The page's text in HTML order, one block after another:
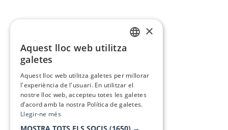
×
Aquest lloc web utilitza
galetes
Aquest lloc web utilitza galetes per millorar
l'experiència de l'usuari. En utilitzar el
nostre lloc web, accepteu totes les galetes
d’acord amb la nostra Política de galetes.
Llegir-ne més